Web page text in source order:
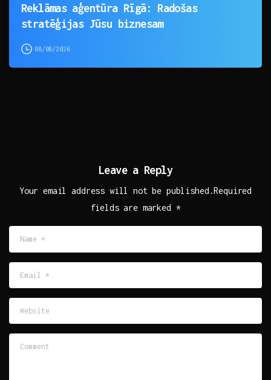
Reklāmas aģentūra Rīgā: Radošas
stratēģijas Jūsu biznesam
08/08/2026
Leave a Reply
Your email address will not be published.Required
fields are marked *
*
Website